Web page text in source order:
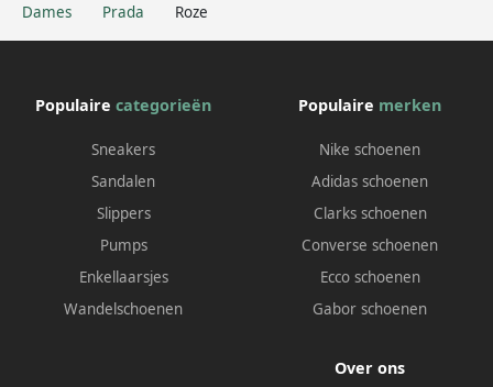
Dames Prada Roze
Populaire categorieën
Sneakers
Sandalen
Slippers
Pumps
Enkellaarsjes
Wandelschoenen
Populaire merken
Nike schoenen
Adidas schoenen
Clarks schoenen
Converse schoenen
Ecco schoenen
Gabor schoenen
Over ons